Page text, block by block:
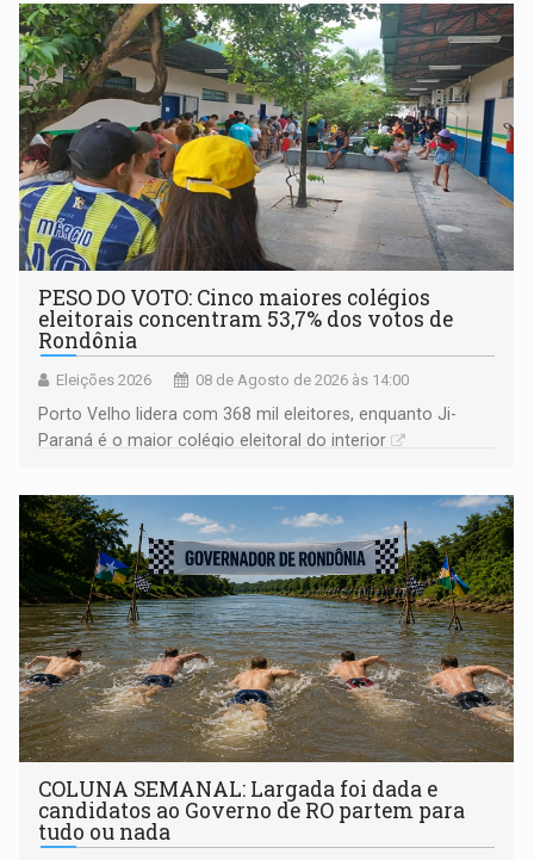
PESO DO VOTO: Cinco maiores colégios
eleitorais concentram 53,7% dos votos de
Rondônia
Eleições 2026 08 de Agosto de 2026 às 14:00
Porto Velho lidera com 368 mil eleitores, enquanto Ji-
Paraná é o maior colégio eleitoral do interior
COLUNA SEMANAL: Largada foi dada e
candidatos ao Governo de RO partem para
tudo ou nada